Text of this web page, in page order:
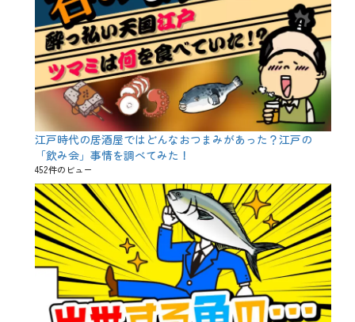
江戸時代の居酒屋ではどんなおつまみがあった？江戸の
「飲み会」事情を調べてみた！
452件のビュー